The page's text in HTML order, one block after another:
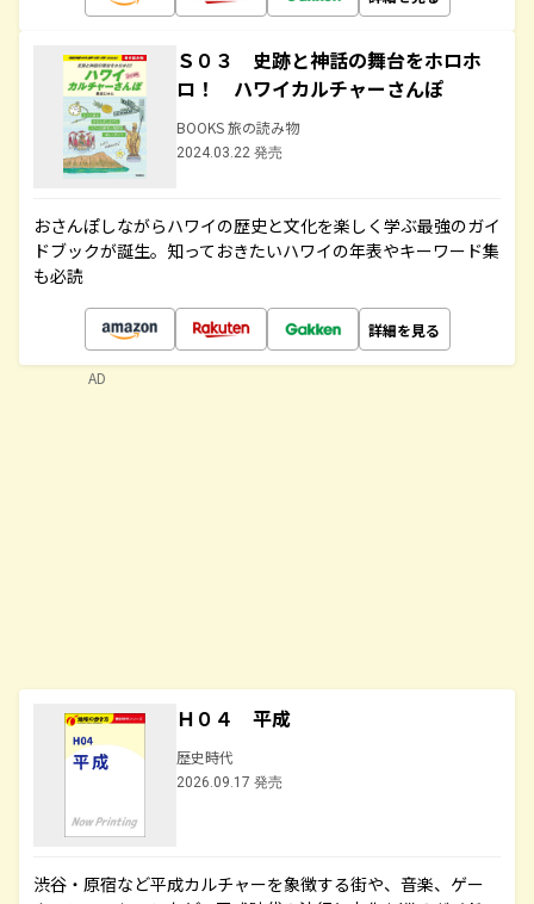
Ｓ０３ 史跡と神話の舞台をホロホ
ロ！ ハワイカルチャーさんぽ
BOOKS 旅の読み物
2024.03.22 発売
おさんぽしながらハワイの歴史と文化を楽しく学ぶ最強のガイ
ドブックが誕生。知っておきたいハワイの年表やキーワード集
も必読
詳細を見る
Ｈ０４ 平成
歴史時代
2026.09.17 発売
渋谷・原宿など平成カルチャーを象徴する街や、音楽、ゲー
AD